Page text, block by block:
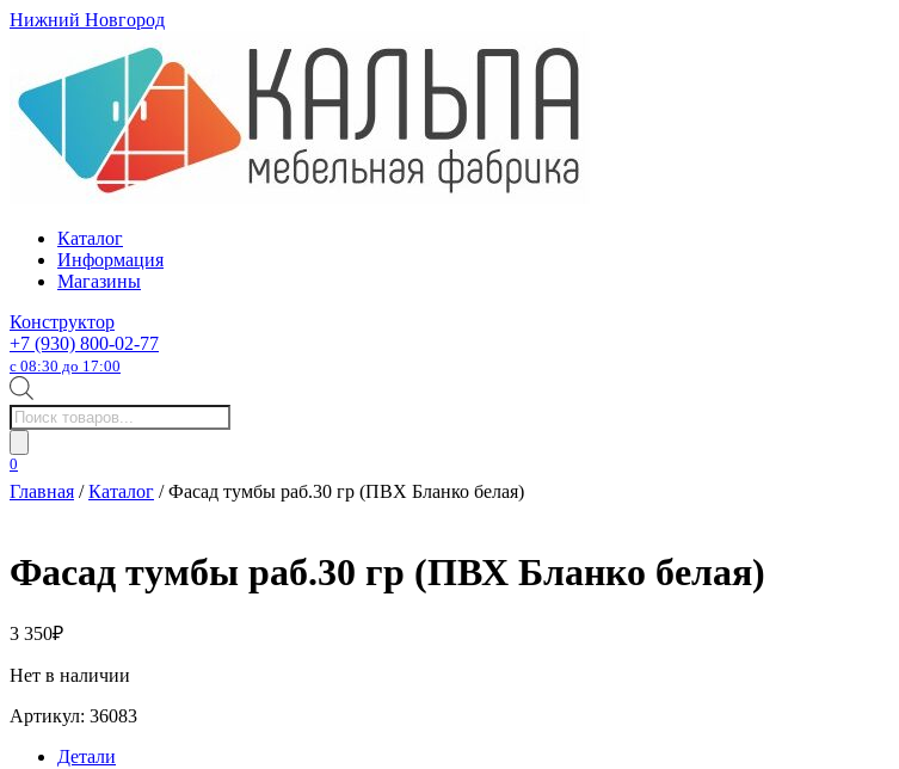
Нижний Новгород
Каталог
Информация
Магазины
Конструктор
+7 (930) 800-02-77
с 08:30 до 17:00
Поиск
товаров
0
Главная /Каталог / Фасад тумбы раб.30 гр (ПВХ Бланко белая)
Фасад тумбы раб.30 гр (ПВХ Бланко белая)
3 350₽
Нет в наличии
Артикул: 36083
Детали